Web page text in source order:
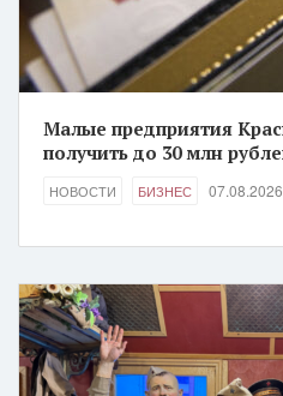
Малые предприятия
получить до 30 млн
НОВОСТИ БИЗНЕС 07.08.2026